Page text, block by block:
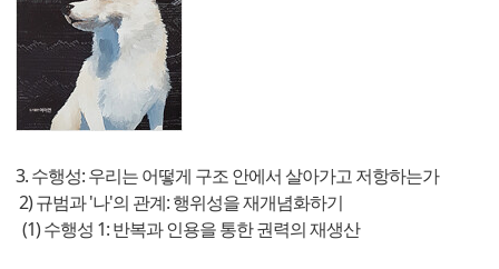
3. 수행성: 우리는 어떻게 구조 안에서 살아가고 저항하는가
2) 규범과 '나'의 관계: 행위성을 재개념화하기
(1) 수행성 1: 반복과 인용을 통한 권력의 재생산